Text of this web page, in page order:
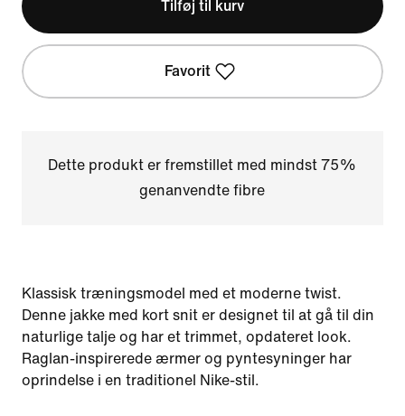
Tilføj til kurv
Favorit
Dette produkt er fremstillet med mindst 75%
genanvendte fibre
Klassisk træningsmodel med et moderne twist.
Denne jakke med kort snit er designet til at gå til din
naturlige talje og har et trimmet, opdateret look.
Raglan-inspirerede ærmer og pyntesyninger har
oprindelse i en traditionel Nike-stil.